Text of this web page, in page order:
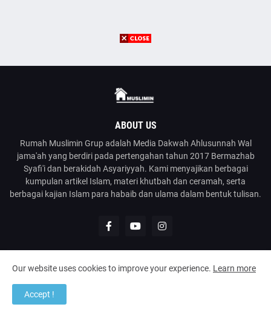
ABOUT US
Rumah Muslimin Grup adalah Media Dakwah Ahlusunnah Wal
jama'ah yang berdiri pada pertengahan tahun 2017 Bermazhab
Syafi'i dan berakidah Asyariyyah. Kami menyajikan berbagai
kumpulan artikel Islam, materi khutbah dan ceramah, serta
berbagai kajian Islam para habaib dan ulama dalam bentuk tulisan.
| Media Dakwah Ahlusunnah Wal Jama'ah
Home
Our website uses cookies to improve your experience. Learn more
Accept !